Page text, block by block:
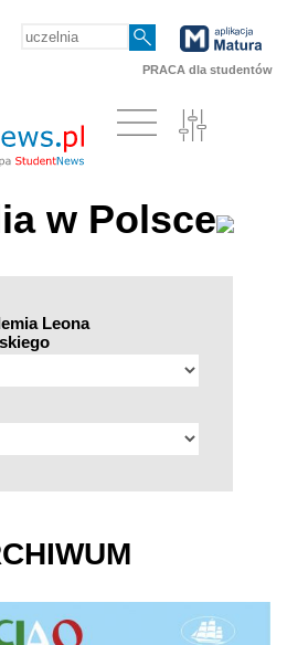
PRACA dla studentów
w Polsce
Leona